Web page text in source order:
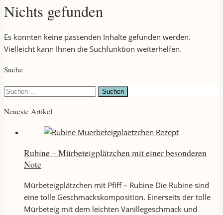
Nichts gefunden
Es konnten keine passenden Inhalte gefunden werden.
Vielleicht kann Ihnen die Suchfunktion weiterhelfen.
Suche
Suchen
Neueste Artikel
Rubine – Mürbeteigplätzchen mit einer besonderen
Note
Mürbeteigplätzchen mit Pfiff – Rubine Die Rubine sind
eine tolle Geschmackskomposition. Einerseits der tolle
Mürbeteig mit dem leichten Vanillegeschmack und